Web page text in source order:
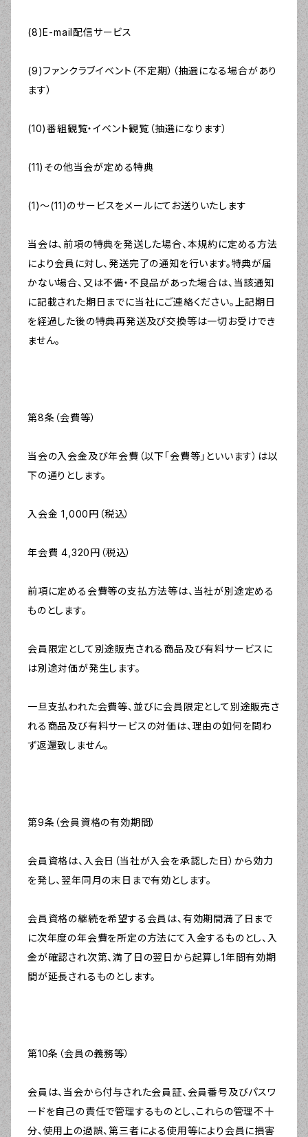
(8)E-mail配信サービス
(9)ファンクラブイベント（不定期）（抽選になる場合があり
ます）
(10)番組観覧・イベント観覧（抽選になります）
(11)その他当会が定める特典
(1)〜(11)のサービスをメールにてお送りいたします
当会は、前項の特典を発送した場合、本規約に定める方法
により会員に対し、発送完了の通知を行います。特典が届
かない場合、又は不備・不良品があった場合は、当該通知
に記載された期日までに当社にご連絡ください。上記期日
を経過した後の特典再発送及び交換等は一切お受けでき
ません。
第8条（会費等）
当会の入会金及び年会費（以下「会費等」といいます）は以
下の通りとします。
入会金 1,000円（税込）
年会費 4,320円（税込）
前項に定める会費等の支払方法等は、当社が別途定める
ものとします。
会員限定として別途販売される商品及び有料サービスに
は別途対価が発生します。
一旦支払われた会費等、並びに会員限定として別途販売さ
れる商品及び有料サービスの対価は、理由の如何を問わ
ず返還致しません。
第9条（会員資格の有効期間）
会員資格は、入会日（当社が入会を承認した日）から効力
を発し、翌年同月の末日まで有効とします。
会員資格の継続を希望する会員は、有効期間満了日まで
に次年度の年会費を所定の方法にて入金するものとし、入
金が確認され次第、満了日の翌日から起算し1年間有効期
間が延長されるものとします。
第10条（会員の義務等）
会員は、当会から付与された会員証、会員番号及びパスワ
ードを自己の責任で管理するものとし、これらの管理不十
分、使用上の過誤、第三者による使用等により会員に損害